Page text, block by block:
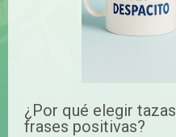
¿Por qué elegir
frases positivas?